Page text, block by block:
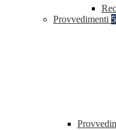
Provvedimenti